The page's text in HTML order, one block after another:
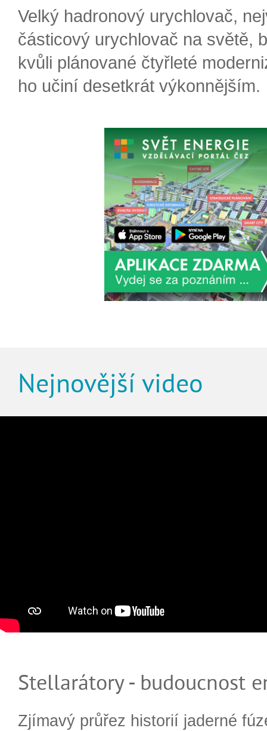
Velký hadronový urychlovač,
částicový urychlovač na světě,
kvůli plánované čtyřleté
ho učiní desetkrát výkonnějším.
Nejnovější video
Stellarátory - budoucnost
Zjímavý průřez historií jaderné